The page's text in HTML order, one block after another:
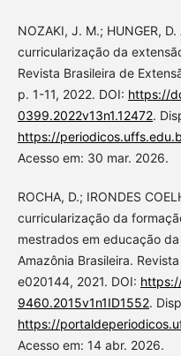
NOZAKI, J. M.; HUNGER,
curricularização da
Revista Brasileira de
p. 1-11, 2022. DOI: https://
0399.2022v13n1.12472.
https://
Acesso em: 30 mar. 2026.
ROCHA, D.; IRONDES
curricularização da
mestrados em educação da
Amazônia Brasileira.
e020144, 2021. DOI:
9460.2015v1n1ID1552.
https://
Acesso em: 14 abr. 2026.